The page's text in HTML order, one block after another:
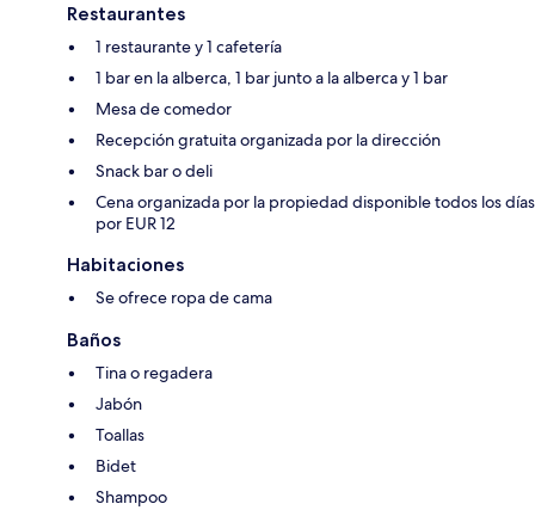
Restaurantes
1 restaurante y 1 cafetería
1 bar en la alberca, 1 bar junto a la alberca y 1 bar
Mesa de comedor
Recepción gratuita organizada por la dirección
Snack bar o deli
Cena organizada por la propiedad disponible todos los días
por EUR 12
Habitaciones
Se ofrece ropa de cama
Baños
Tina o regadera
Jabón
Toallas
Bidet
Shampoo